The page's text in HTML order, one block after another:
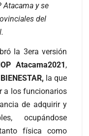
y se
del
la 3era versión
Atacama2021,
la que
a los funcionarios
de adquirir y
ocupándose
física como